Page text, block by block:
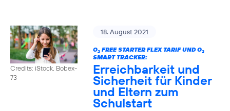
Credits: iStock, Bobex-
73
18. August 2021
O2FREE STARTER FLEX TARIF UND O2
SMART TRACKER:
Erreichbarkeit und
Sicherheit für Kinder
und Eltern zum
Schulstart